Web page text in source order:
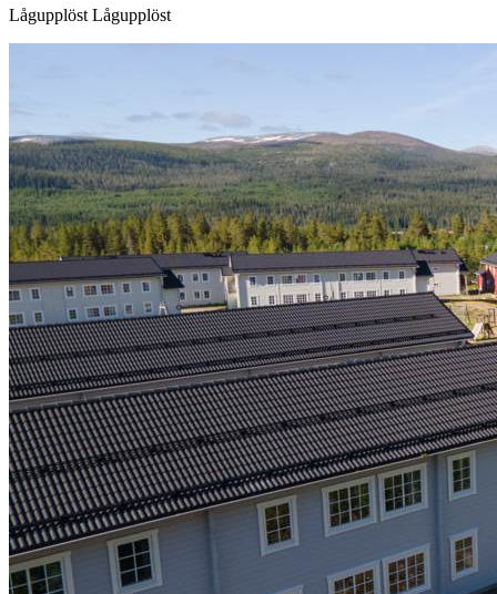
Lågupplöst Lågupplöst